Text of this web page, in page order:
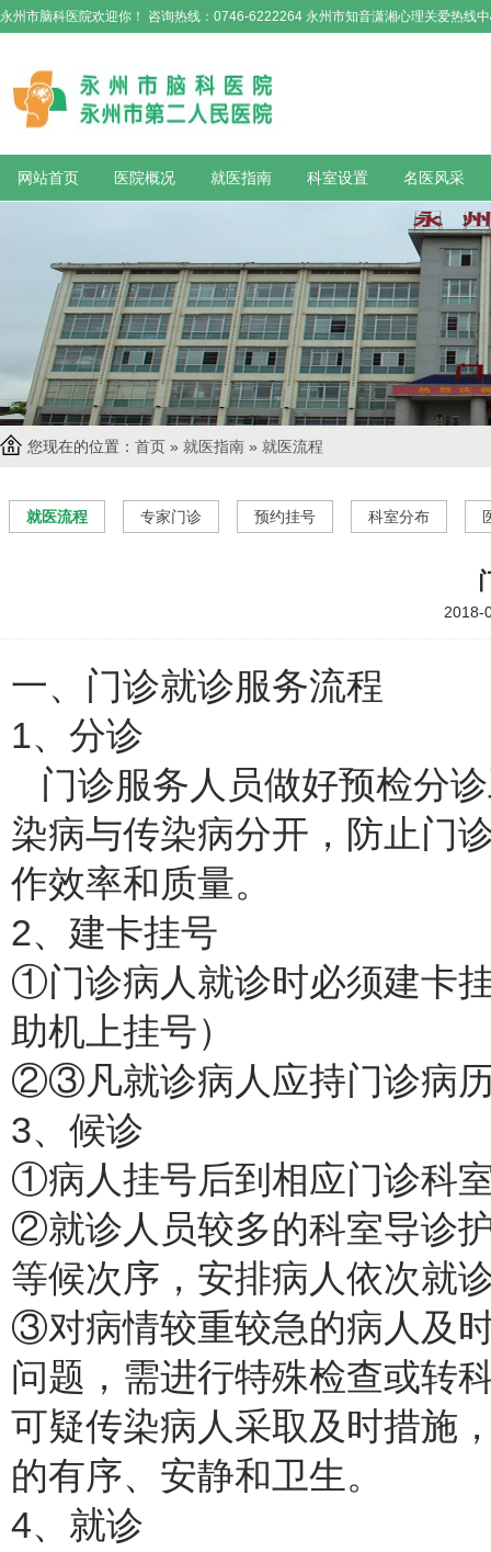
永州市脑科医院欢迎你！ 咨询热线：0746-6222264 永州市知音潇湘心理关爱热线
网站首页 医院概况 就医指南 科室设置 名医风采
您现在的位置： 首页 » 就医指南 » 就医流程
就医流程 专家门诊 预约挂号 科室分布
2018-
一、门诊就诊服务流程
1、分诊
门诊服务人员做好预检分
染病与传染病分开，防止门
作效率和质量。
2、建卡挂号
①门诊病人就诊时必须建卡
助机上挂号）
②③凡就诊病人应持门诊病
3、候诊
①病人挂号后到相应门诊科
②就诊人员较多的科室导诊
等候次序，安排病人依次就
③对病情较重较急的病人及
问题，需进行特殊检查或转
可疑传染病人采取及时措施
的有序、安静和卫生。
4、就诊